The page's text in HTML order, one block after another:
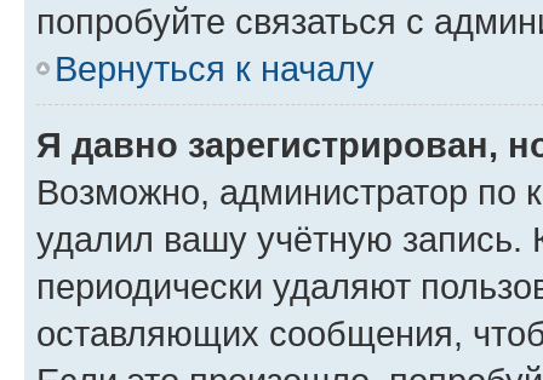
попробуйте связаться с
Вернуться к началу
Я давно зарегистрирован,
Возможно, администратор по
удалил вашу учётную запись.
периодически удаляют
оставляющих сообщения,